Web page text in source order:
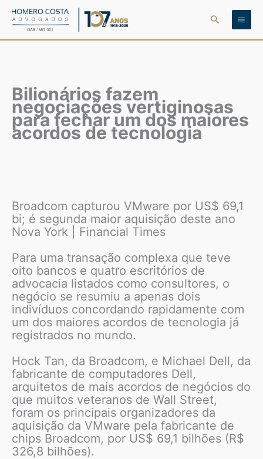
para
Pesquisar
Bilionários fazem
negociações vertiginosas
para fechar um dos maiores
acordos de tecnologia
Broadcom capturou VMware por US$ 69,1
bi; é segunda maior aquisição deste ano
Nova York | Financial Times
Para uma transação complexa que teve
oito bancos e quatro escritórios de
advocacia listados como consultores, o
negócio se resumiu a apenas dois
indivíduos concordando rapidamente com
um dos maiores acordos de tecnologia já
registrados no mundo.
Hock Tan, da Broadcom, e Michael Dell, da
fabricante de computadores Dell,
arquitetos de mais acordos de negócios do
que muitos veteranos de Wall Street,
foram os principais organizadores da
aquisição da VMware pela fabricante de
chips Broadcom, por US$ 69,1 bilhões (R$
326,8 bilhões).